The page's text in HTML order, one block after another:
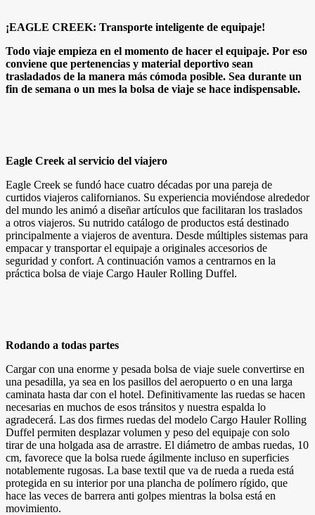
¡EAGLE CREEK: Transporte inteligente de equipaje!
Todo viaje empieza en el momento de hacer el equipaje. Por eso
conviene que pertenencias y material deportivo sean
trasladados de la manera más cómoda posible. Sea durante un
fin de semana o un mes la bolsa de viaje se hace indispensable.
Eagle Creek al servicio del viajero
Eagle Creek se fundó hace cuatro décadas por una pareja de
curtidos viajeros californianos. Su experiencia moviéndose alrededor
del mundo les animó a diseñar artículos que facilitaran los traslados
a otros viajeros. Su nutrido catálogo de productos está destinado
principalmente a viajeros de aventura. Desde múltiples sistemas para
empacar y transportar el equipaje a originales accesorios de
seguridad y confort. A continuación vamos a centrarnos en la
práctica bolsa de viaje Cargo Hauler Rolling Duffel.
Rodando a todas partes
Cargar con una enorme y pesada bolsa de viaje suele convertirse en
una pesadilla, ya sea en los pasillos del aeropuerto o en una larga
caminata hasta dar con el hotel. Definitivamente las ruedas se hacen
necesarias en muchos de esos tránsitos y nuestra espalda lo
agradecerá. Las dos firmes ruedas del modelo Cargo Hauler Rolling
Duffel permiten desplazar volumen y peso del equipaje con solo
tirar de una holgada asa de arrastre. El diámetro de ambas ruedas, 10
cm, favorece que la bolsa ruede ágilmente incluso en superficies
notablemente rugosas. La base textil que va de rueda a rueda está
protegida en su interior por una plancha de polímero rígido, que
hace las veces de barrera anti golpes mientras la bolsa está en
movimiento.